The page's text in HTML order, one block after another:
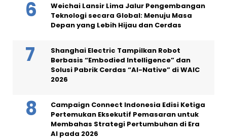
Weichai Lansir Lima Jalur Pengembangan
Teknologi secara Global: Menuju Masa
Depan yang Lebih Hijau dan Cerdas
Shanghai Electric Tampilkan Robot
Berbasis “Embodied Intelligence” dan
Solusi Pabrik Cerdas “AI-Native” di WAIC
2026
Campaign Connect Indonesia Edisi Ketiga
Pertemukan Eksekutif Pemasaran untuk
Membahas Strategi Pertumbuhan di Era
AI pada 2026